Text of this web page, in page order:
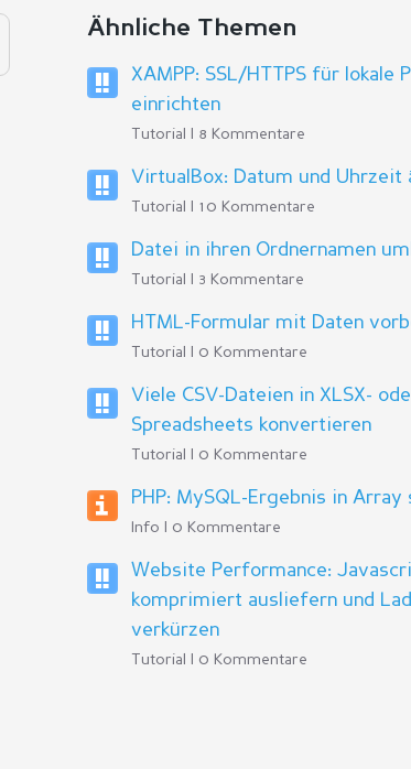
Ähnliche Themen
XAMPP: SSL/HTTPS für lokale
einrichten
Tutorial | 8 Kommentare
VirtualBox: Datum und Uhrzeit
Tutorial | 10 Kommentare
Datei in ihren Ordnernamen
Tutorial | 3 Kommentare
HTML-Formular mit Daten
Tutorial | 0 Kommentare
Viele CSV-Dateien in XLSX-
Spreadsheets konvertieren
Tutorial | 0 Kommentare
PHP: MySQL-Ergebnis in Array
Info | 0 Kommentare
Website Performance:
komprimiert ausliefern und
verkürzen
Tutorial | 0 Kommentare